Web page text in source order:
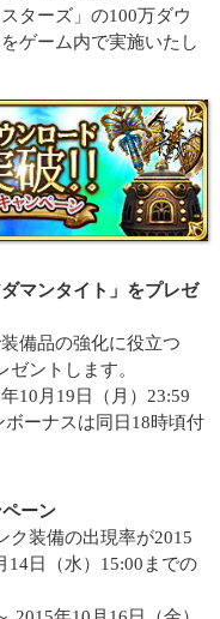
ターズ」の100万ダウ
ゲーム内で実施いたし
マンタイト」をプレゼ
備品の強化に役立つ
ゼントします。
10月19日（月）23:59
ーナスは同日18時頃付
ーン
ク装備の出現率が2015
14日（水）15:00までの